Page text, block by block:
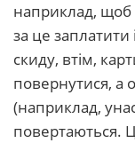
наприклад, щоб
за це заплатити
скиду, втім,
повернутися, а
(наприклад,
повертаються.